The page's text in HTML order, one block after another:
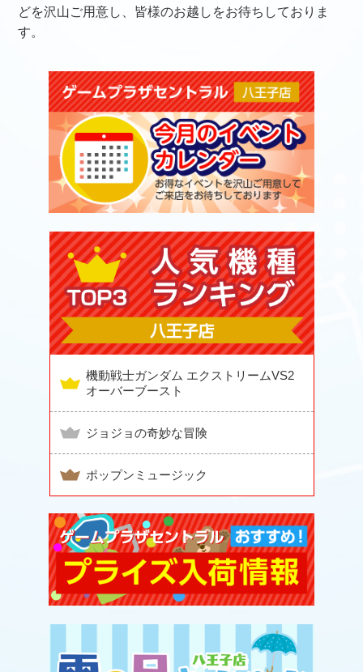
どを沢山ご用意し、皆様のお越しをお待ちしておりま
す。
機動戦士ガンダム エクストリームVS2
オーバーブースト
ジョジョの奇妙な冒険
ポップンミュージック